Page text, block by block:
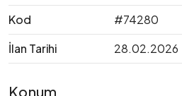
Kod
#74280
İlan Tarihi
28.02.2026
Konum